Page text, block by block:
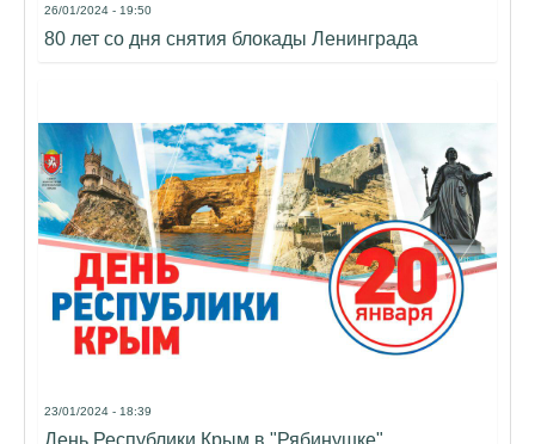
26/01/2024 - 19:50
80 лет со дня снятия блокады Ленинграда
23/01/2024 - 18:39